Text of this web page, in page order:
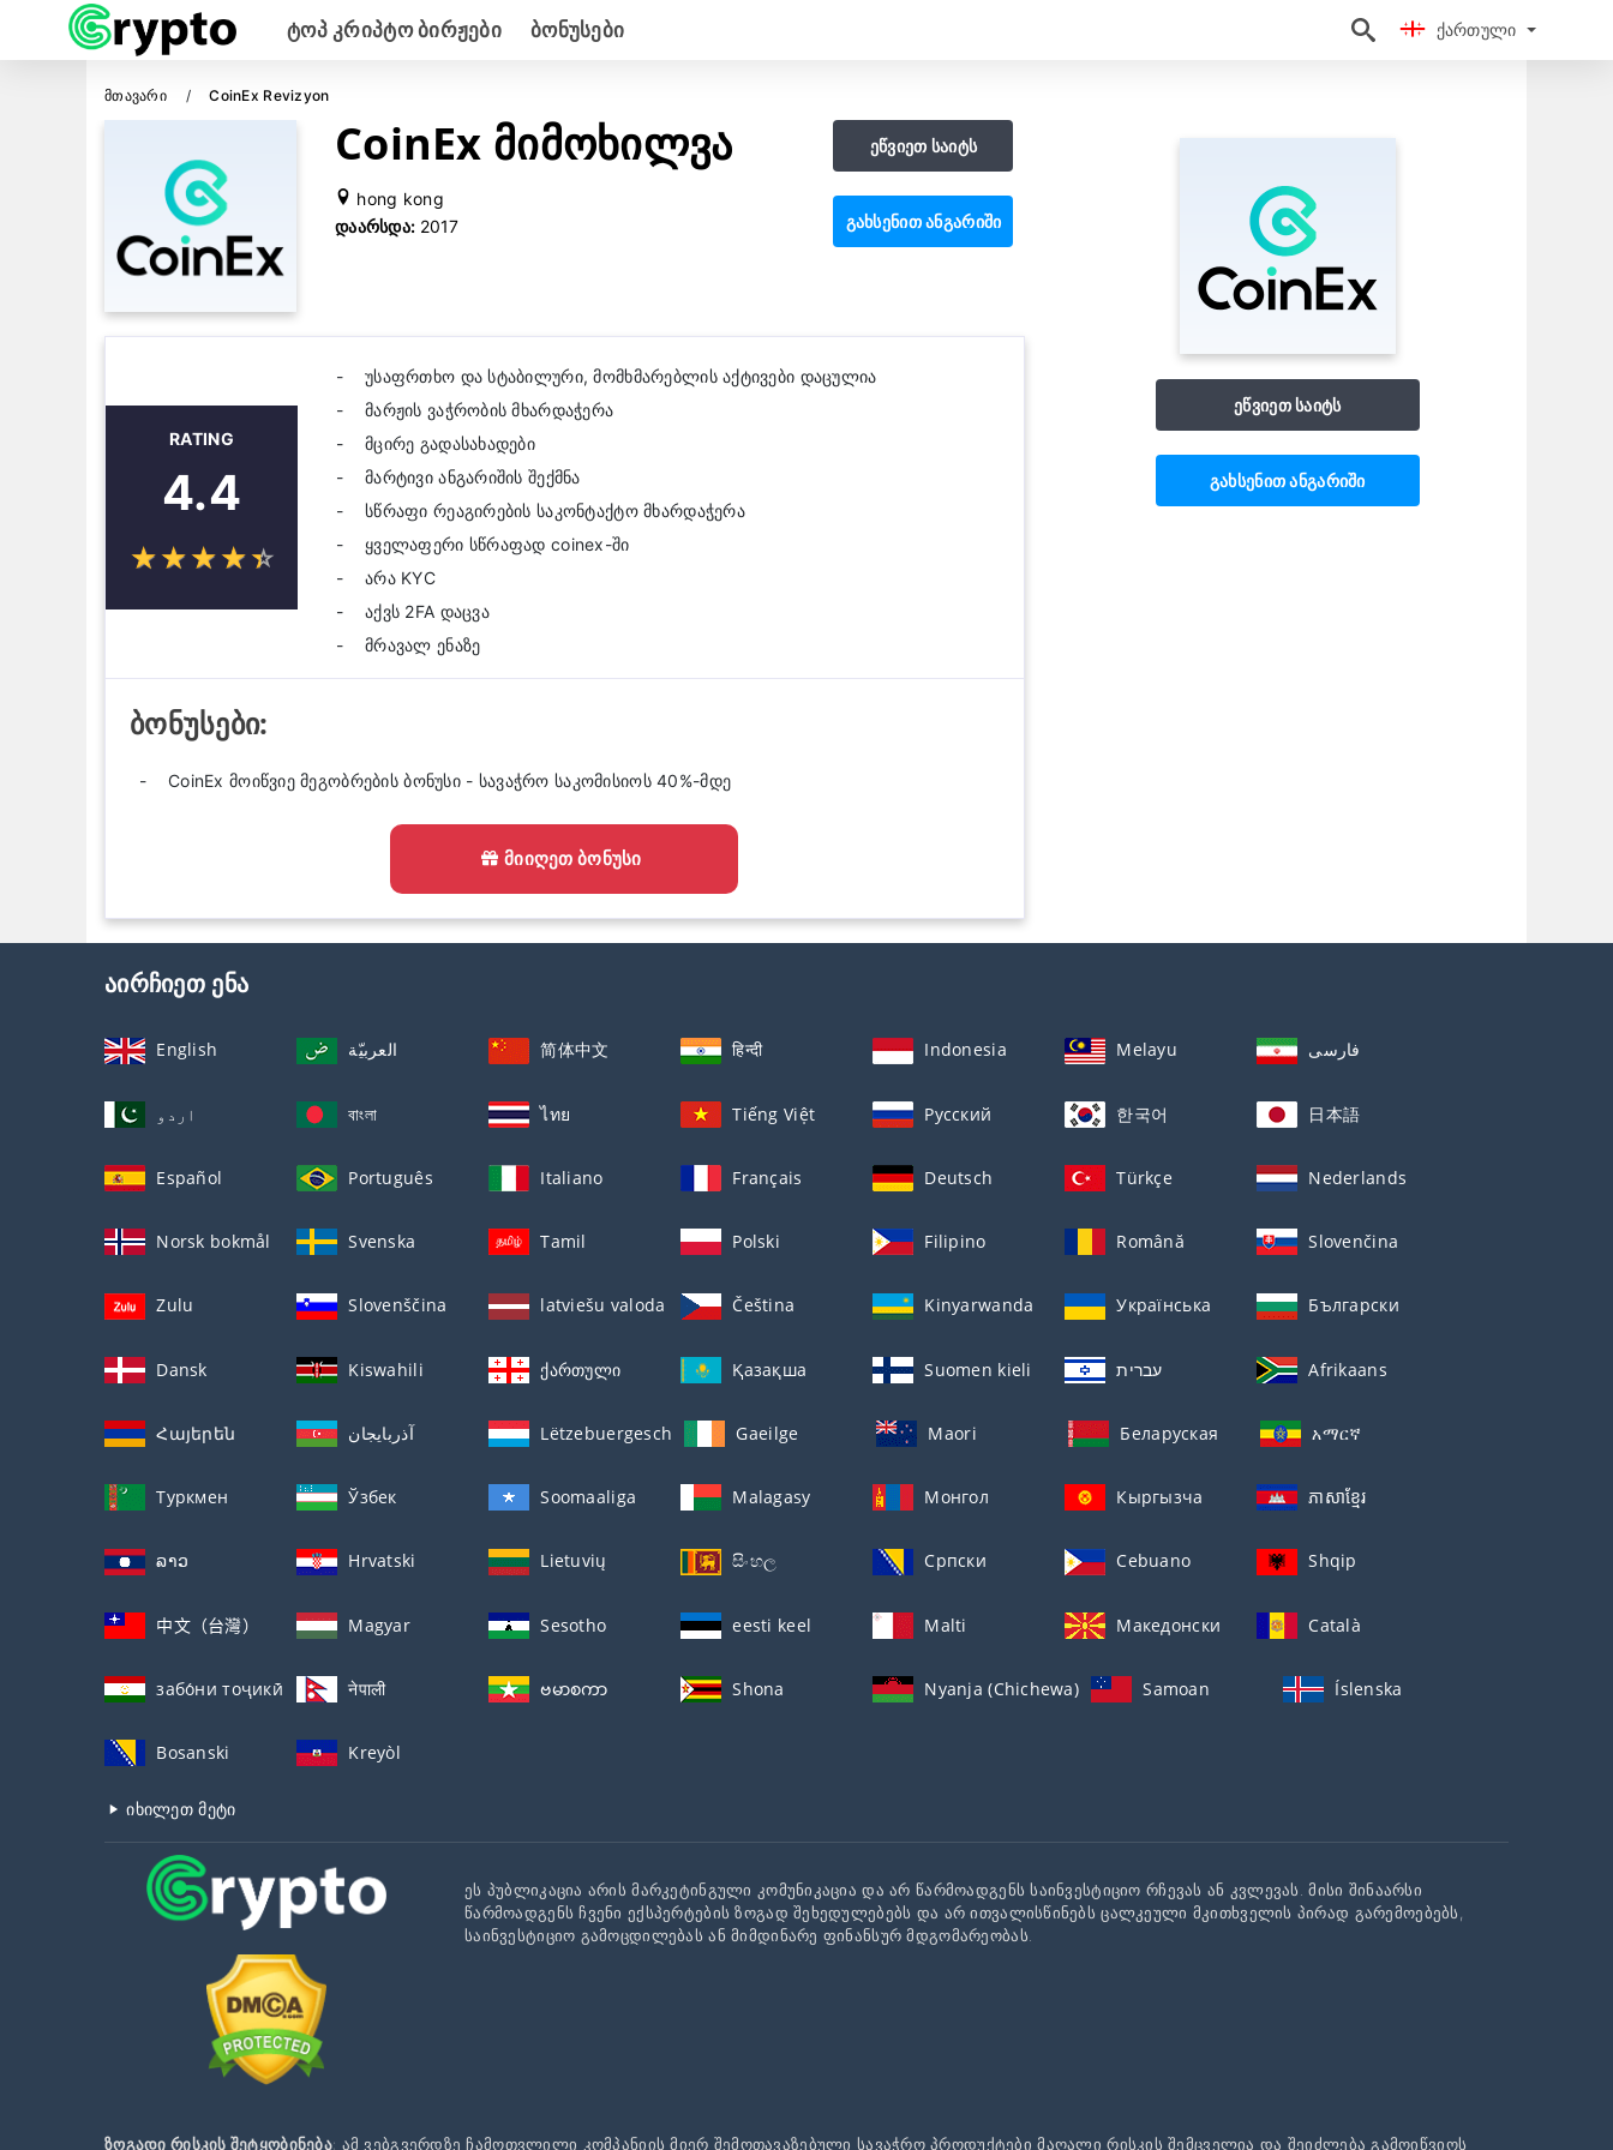
Ქართული
Ტოპ Კრიპტო Ბირჟები Ბონუსები Ქართული
Მთავარი CoinEx Revizyon
CoinEx მიმოხილვა
hong kong
Დაარსდა: 2017
ეწვიეთ საიტს
გახსენით ანგარიში
RATING
4.4
☆☆☆☆☆
★★★★★
უსაფრთხო და სტაბილური, მომხმარებლის აქტივები დაცულია
მარჟის ვაჭრობის მხარდაჭერა
მცირე გადასახადები
მარტივი ანგარიშის შექმნა
სწრაფი რეაგირების საკონტაქტო მხარდაჭერა
ყველაფერი სწრაფად coinex-ში
არა KYC
აქვს 2FA დაცვა
მრავალ ენაზე
ბონუსები:
CoinEx მოიწვიე მეგობრების ბონუსი - სავაჭრო საკომისიოს 40%-მდე
ᲛᲘᲘᲦᲔᲗ ᲑᲝᲜᲣᲡᲘ
ეწვიეთ საიტს
გახსენით ანგარიში
აირჩიეთ ენა
English العربيّة 简体中文 हिन्दी Indonesia Melayu فارسی
اردو বাংলা ไทย Tiếng Việt Русский 한국어 日本語
Español Português Italiano Français Deutsch Türkçe Nederlands
Norsk bokmål Svenska Tamil Polski Filipino Română Slovenčina
Zulu Slovenščina latviešu valoda Čeština Kinyarwanda Українська Български
Dansk Kiswahili ქართული Қазақша Suomen kieli עברית Afrikaans
Հայերեն آذربايجان Lëtzebuergesch Gaeilge Maori Беларуская አማርኛ
Туркмен Ўзбек Soomaaliga Malagasy Монгол Кыргызча ភាសាខ្មែរ
ລາວ Hrvatski Lietuvių සිංහල Српски Cebuano Shqip
中文（台灣） Magyar Sesotho eesti keel Malti Македонски Català
забо́ни тоҷикӣ́ नेपाली ဗမာစကာ Shona Nyanja (Chichewa) Samoan Íslenska
Bosanski Kreyòl
იხილეთ მეტი
ეს პუბლიკაცია არის მარკეტინგული კომუნიკაცია და არ წარმოადგენს საინვესტიციო რჩევას ან კვლევას. მისი შინაარსი
წარმოადგენს ჩვენი ექსპერტების ზოგად შეხედულებებს და არ ითვალისწინებს ცალკეული მკითხველის პირად გარემოებებს,
საინვესტიციო გამოცდილებას ან მიმდინარე ფინანსურ მდგომარეობას.
ზოგადი რისკის შეტყობინება: ამ ვებგვერდზე ჩამოთვლილი კომპანიის მიერ შემოთავაზებული სავაჭრო პროდუქტები მაღალი რისკის შემცველია და შეიძლება გამოიწვიოს